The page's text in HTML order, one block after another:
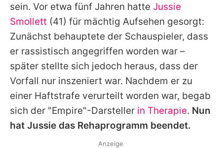
Datenschutzerklärung
Nutzungsbedingungen
Utiq verwalten
sein. Vor etwa fünf Jahren hatte Jussie
Smollett (41) für mächtig Aufsehen gesorgt:
Zunächst behauptete der Schauspieler, dass
er rassistisch angegriffen worden war –
später stellte sich jedoch heraus, dass der
Vorfall nur inszeniert war. Nachdem er zu
einer Haftstrafe verurteilt worden war, begab
sich der "Empire"-Darsteller in Therapie. Nun
hat Jussie das Rehaprogramm beendet.
Anzeige